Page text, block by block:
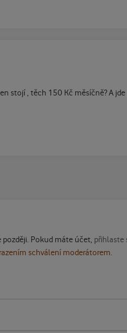
stojí , těch 150 Kč měsíčně? A
později. Pokud máte účet, přihlaste
schválení moderátorem.